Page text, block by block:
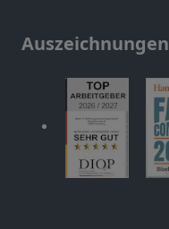
Auszeichnungen